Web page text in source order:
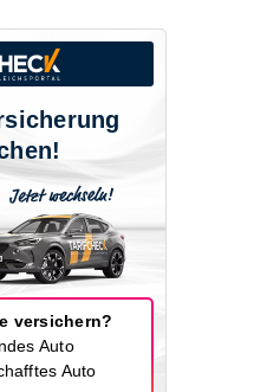
versichern?
Auto
Auto